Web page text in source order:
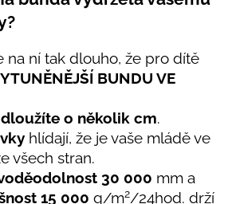
na ní tak dlouho, že pro dítě
BUNDU VE
o několik cm.
hlídají, že je vaše mládě ve
všech stran.
30 000 mm a
15 000 g/m2/24hod. drží